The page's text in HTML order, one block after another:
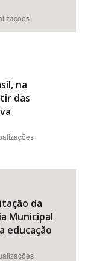
na
das
da
Municipal
educação